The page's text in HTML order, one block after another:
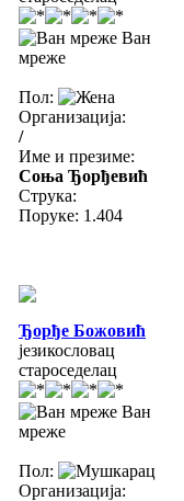
Ван
мреже
Пол:
Организација:
/
Име и презиме:
Соња Ђорђевић
Струка:
Поруке: 1.404
Ђорђе Божовић
језикословац
староседелац
Ван
мреже
Пол:
Организација: